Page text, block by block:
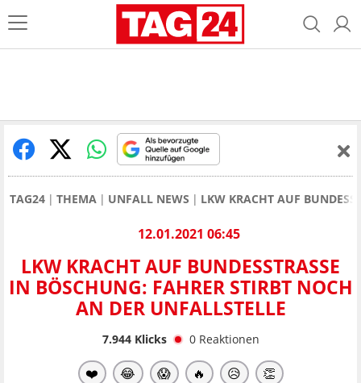
TAG24 THEMA UNFALL NEWS LKW KRACHT AUF
12.01.2021 06:45
LKW KRACHT AUF BUNDESSTRASSE I
N BÖSCHUNG: FAHRER STIRBT NOCH A
N DER UNFALLSTELLE
7.944Klicks 0 Reaktionen
❤️ 😂 😱 🔥 😥 👏